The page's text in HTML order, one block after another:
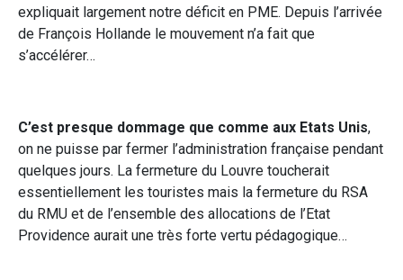
expliquait largement notre déficit en PME. Depuis l’arrivée
de François Hollande le mouvement n’a fait que
s’accélérer…
C’est presque dommage que comme aux Etats Unis,
on ne puisse par fermer l’administration française pendant
quelques jours. La fermeture du Louvre toucherait
essentiellement les touristes mais la fermeture du RSA
du RMU et de l’ensemble des allocations de l’Etat
Providence aurait une très forte vertu pédagogique…